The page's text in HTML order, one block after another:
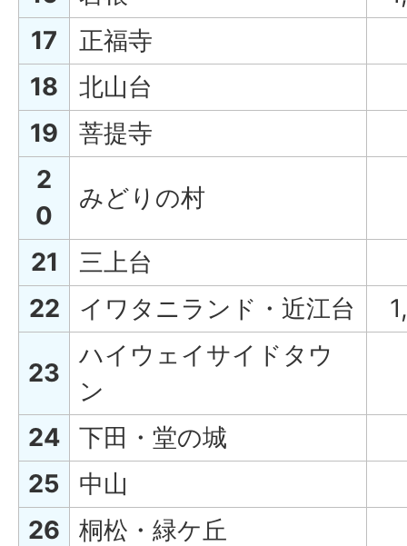
17
正福寺
18
北山台
19
菩提寺
2
0
みどりの村
21
三上台
22
イワタニランド・近江台
23
ハイウェイサイドタウ
ン
24
下田・堂の城
25
中山
26
桐松・緑ケ丘